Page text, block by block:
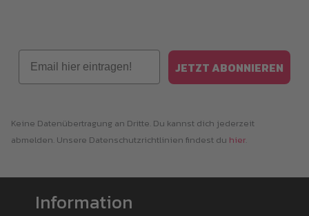
Email
JETZT ABONNIEREN
Keine Datenübertragung an Dritte. Du kannst dich jederzeit
abmelden. Unsere Datenschutzrichtlinien findest du hier.
Information